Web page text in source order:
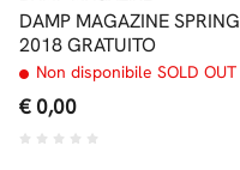
DAMP MAGAZINE SPRING
2018 GRATUITO
Non disponibile SOLD OUT
€ 0,00